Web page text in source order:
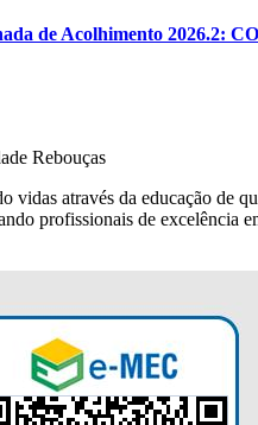
de Acolhimento 2026.2:
Rebouças
vidas através da educação de
profissionais de excelência